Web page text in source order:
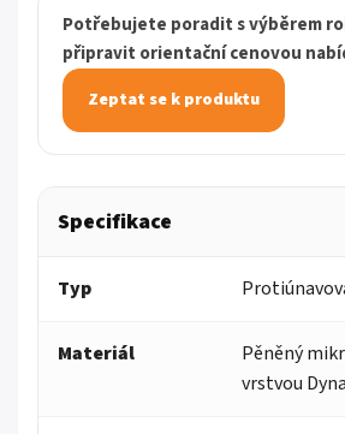
Potřebujete poradit s výběrem
připravit orientační cenovou
Zeptat se k produktu
Specifikace
Typ
Materiál
Pěněný
vrstvou